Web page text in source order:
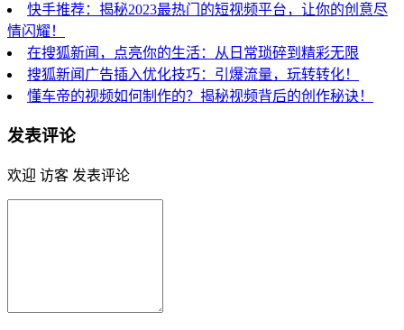
快手推荐：揭秘2023最热门的短视频平台，让你的创意尽
情闪耀！
在搜狐新闻，点亮你的生活：从日常琐碎到精彩无限
搜狐新闻广告插入优化技巧：引爆流量，玩转转化！
懂车帝的视频如何制作的？揭秘视频背后的创作秘诀！
发表评论
欢迎 访客 发表评论